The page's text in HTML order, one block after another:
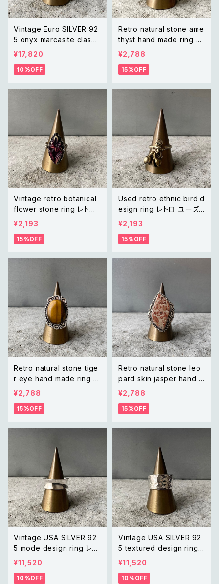
Vintage Euro SILVER 92
5 onyx marcasite classi
cal design ring レトロ ユ
ーロ ヴィンテージ アクセサ
リー シルバー925 天然石
シカル デザイン リング
¥17,820
10%OFF
Retro natural stone ame
thyst hand made ring レ
トロ アクセサリー 天然石
アメジスト ハンドメイド リン
グ 指輪
¥2,788
15%OFF
Vintage retro botanical
flower stone ring レトロ
ヴィンテージ アクセサリー
ボタニカル フラワー 花 スト
ーン リング 指輪
¥2,193
15%OFF
Used retro ethnic bird d
esign ring レトロ ユーズド
アクセサリー エスニック バ
ード 鳥 デザイン リング 指
輪
¥2,193
15%OFF
Retro natural stone tige
r eye hand made ring レ
トロ アクセサリー 天然石
タイガーアイ ハンドメイド リ
ング 指輪
¥2,788
15%OFF
Retro natural stone leo
pard skin jasper hand m
ade ring レトロ アクセサリ
ー 天然石 レオパードスキン
ジャスパー ハンドメイド リ
¥2,788
15%OFF
Vintage USA SILVER 92
5 mode design ring レト
ロ アメリカ ヴィンテージ ア
クセサリー シルバー925 モ
ード デザイン リング
¥11,520
10%OFF
Vintage USA SILVER 92
5 textured design ring
レトロ アメリカ ヴィンテー
ジ アクセサリー シルバー9
25 テクスチャード デザイン
¥11,520
10%OFF